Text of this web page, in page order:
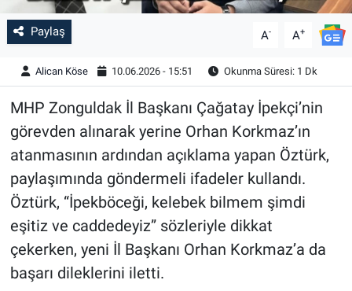
Paylaş A- A+
Alican Köse 10.06.2026 - 15:51 Okunma Süresi: 1 Dk
MHP Zonguldak İl Başkanı Çağatay İpekçi’nin
görevden alınarak yerine Orhan Korkmaz’ın
atanmasının ardından açıklama yapan Öztürk,
paylaşımında göndermeli ifadeler kullandı.
Öztürk, “İpekböceği, kelebek bilmem şimdi
eşitiz ve caddedeyiz” sözleriyle dikkat
çekerken, yeni İl Başkanı Orhan Korkmaz’a da
başarı dileklerini iletti.